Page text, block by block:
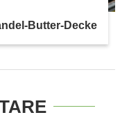
Butter-Decke